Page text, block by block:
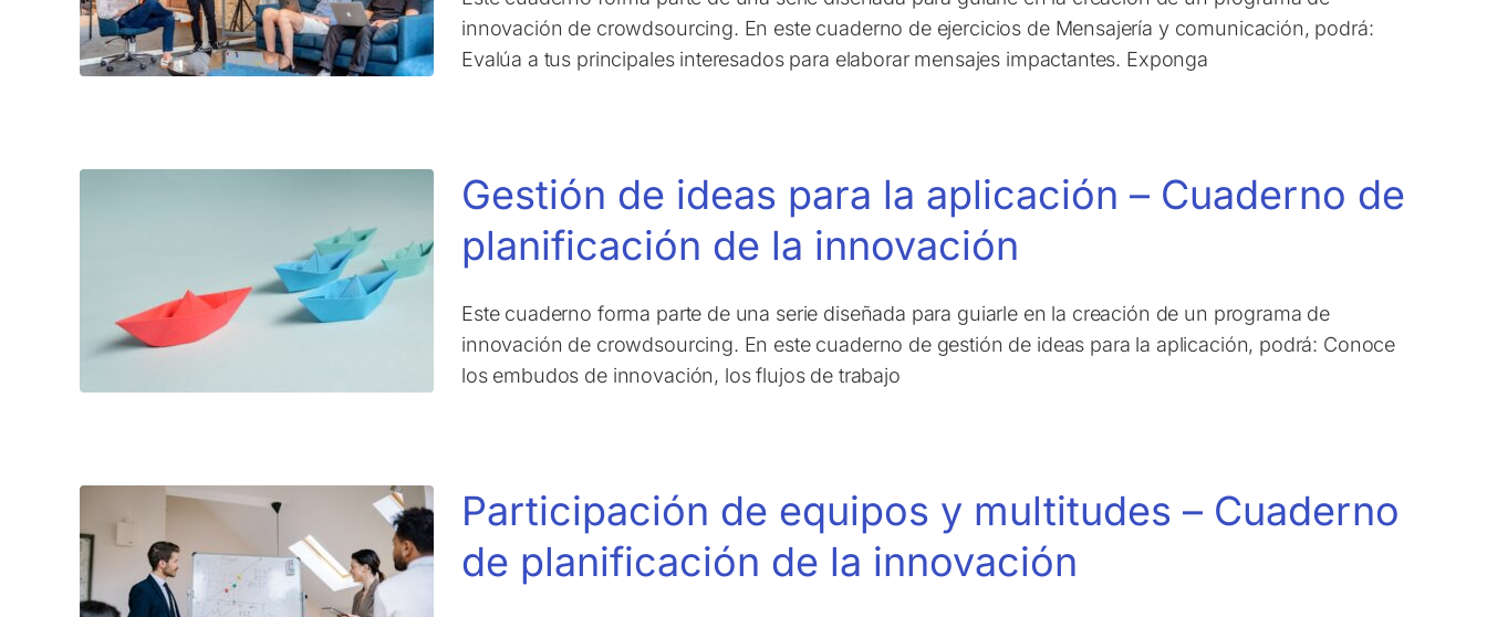
innovación de crowdsourcing. En este cuaderno de ejercicios de Mensajería y comunicación, podrá:
Evalúa a tus principales interesados para elaborar mensajes impactantes. Exponga
Gestión de ideas para la aplicación – Cuaderno de
planificación de la innovación
Este cuaderno forma parte de una serie diseñada para guiarle en la creación de un programa de
innovación de crowdsourcing. En este cuaderno de gestión de ideas para la aplicación, podrá: Conoce
los embudos de innovación, los flujos de trabajo
Participación de equipos y multitudes – Cuaderno
de planificación de la innovación